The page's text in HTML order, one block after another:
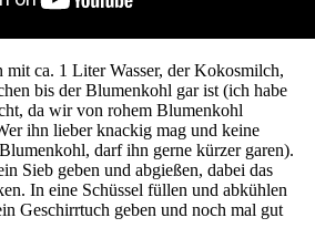
ca. 1 Liter Wasser, der Kokosmilch,
bis der Blumenkohl gar ist (ich habe
da wir von rohem Blumenkohl
ihn lieber knackig mag und keine
darf ihn gerne kürzer garen).
Sieb geben und abgießen, dabei das
In eine Schüssel füllen und abkühlen
Geschirrtuch geben und noch mal gut